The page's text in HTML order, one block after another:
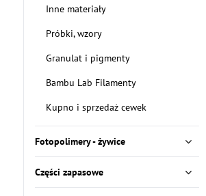
Inne materiały
Próbki, wzory
Granulat i pigmenty
Bambu Lab Filamenty
Kupno i sprzedaż cewek
Fotopolimery - żywice
Części zapasowe